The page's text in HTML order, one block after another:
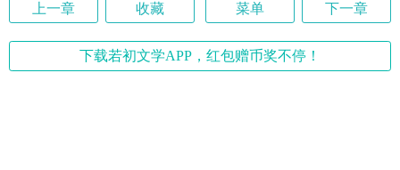
上一章 收藏 菜单 下一章
下载若初文学APP，红包赠币奖不停！